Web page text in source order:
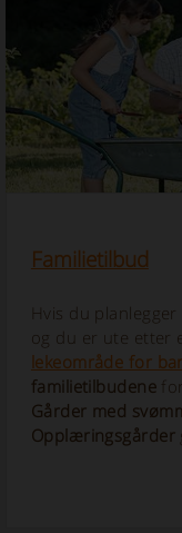
Familietilbud
Hvis du
og du er ute etter
lekeområde for
familietilbudene
Gårder med
Opplæringsgårder